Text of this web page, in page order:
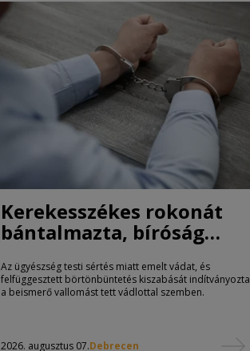
Kerekesszékes rokonát
bántalmazta, bíróság
Az ügyészség testi sértés miatt emelt vádat, és
felfüggesztett börtönbüntetés kiszabását indítványozta
a beismerő vallomást tett vádlottal szemben.
2026. augusztus 07.Debrecen